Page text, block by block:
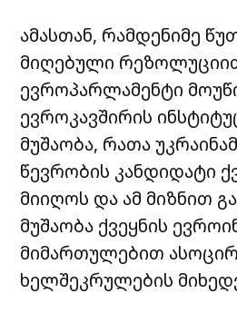
ამასთან, რამდენიმე
მიღებული
ევროპარლამენტი
ევროკავშირის
მუშაობა, რათა
წევრობის კანდიდატი
მიიღოს და ამ მიზნით
მუშაობა ქვეყნის
მიმართულებით
ხელშეკრულების